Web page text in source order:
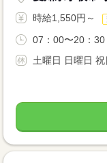
時給1,550円～
07：00〜20：
土曜日 日曜日 祝